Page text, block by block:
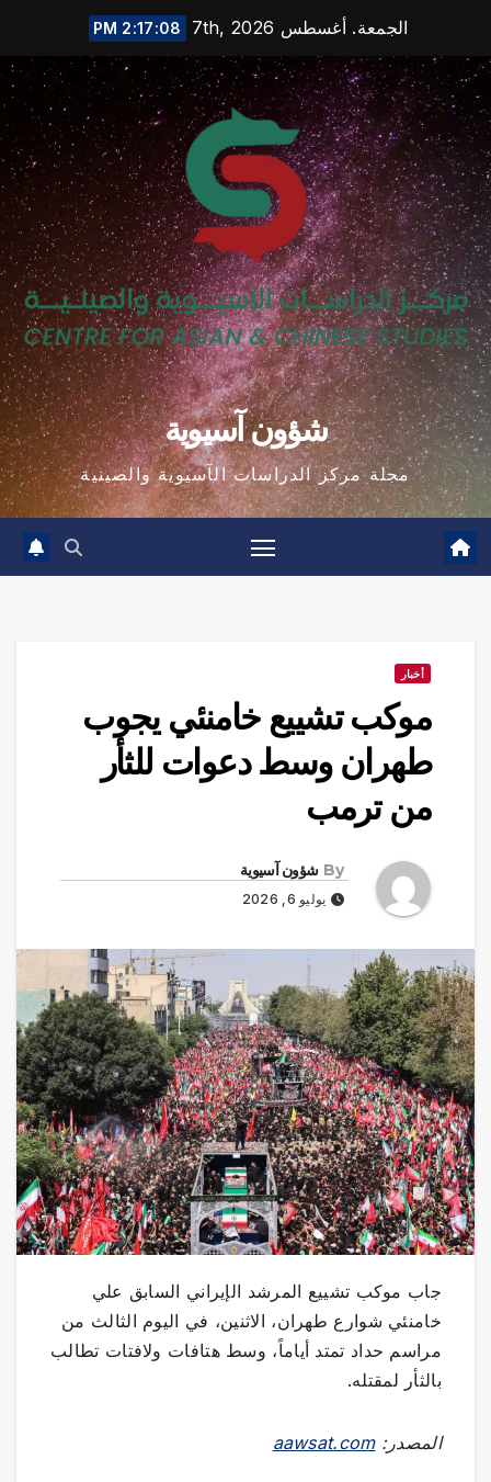
content
الجمعة. أغسطس 7th, 2026 2:17:09 PM
شؤون آسيوية
مجلة مركز الدراسات الآسيوية والصينية
أخبار
موكب تشييع خامنئي يجوب
طهران وسط دعوات للثأر
من ترمب
By شؤون آسيوية
يوليو 6, 2026
جاب موكب تشييع المرشد الإيراني السابق علي
خامنئي شوارع طهران، الاثنين، في اليوم الثالث من
مراسم حداد تمتد أياماً، وسط هتافات ولافتات تطالب
بالثأر لمقتله.
المصدر:aawsat.com